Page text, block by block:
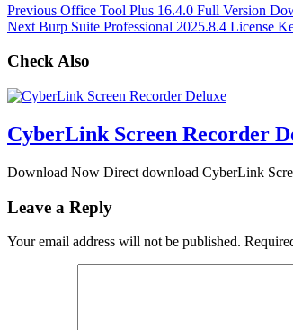
Previous Office Tool Plus 16.4.0 Full Version
Next Burp Suite Professional 2025.8.4 License
Check Also
CyberLink Screen Recorder
Download Now Direct download CyberLink
Leave a Reply
Your email address will not be published.